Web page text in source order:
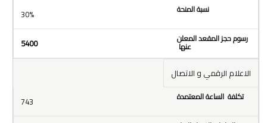
30%
5400
الاعلام الرقمي و الاتصال
743